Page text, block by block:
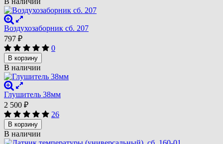
Воздухозаборник сб. 207
797 ₽
0
В корзину
В наличии
Глушитель 38мм
2 500 ₽
26
В корзину
В наличии